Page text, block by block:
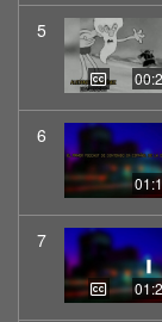
5
6
7